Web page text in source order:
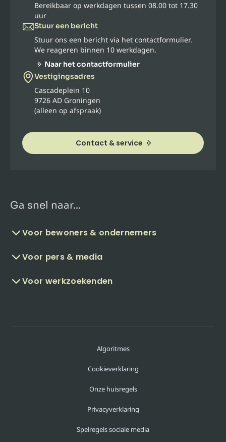
Bereikbaar op werkdagen tussen 08.00 tot 17.30
uur
Stuur een bericht
Stuur ons een bericht via het contactformulier.
We reageren binnen 10 werkdagen.
Naar het contactformulier
Vestigingsadres
Cascadeplein 10
9726 AD Groningen
(alleen op afspraak)
Contact & service
Ga snel naar...
Voor bewoners & ondernemers
Voor pers & media
Voor werkzoekenden
Algoritmes
Cookieverklaring
Onze huisregels
Privacyverklaring
Spelregels sociale media